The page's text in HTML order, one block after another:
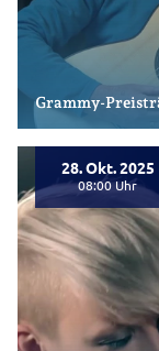
Grammy-
28. Okt. 2025
08:00